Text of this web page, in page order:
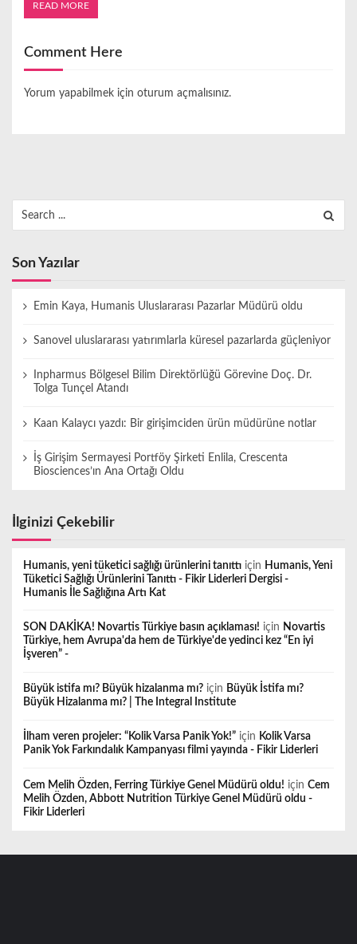
READ MORE
Comment Here
Yorum yapabilmek için oturum açmalısınız.
for:
Son Yazılar
Emin Kaya, Humanis Uluslararası Pazarlar Müdürü oldu
Sanovel uluslararası yatırımlarla küresel pazarlarda güçleniyor
Inpharmus Bölgesel Bilim Direktörlüğü Görevine Doç. Dr.
Tolga Tunçel Atandı
Kaan Kalaycı yazdı: Bir girişimciden ürün müdürüne notlar
İş Girişim Sermayesi Portföy Şirketi Enlila, Crescenta
Biosciences’ın Ana Ortağı Oldu
İlginizi Çekebilir
Humanis, yeni tüketici sağlığı ürünlerini tanıttı için Humanis, Yeni
Tüketici Sağlığı Ürünlerini Tanıttı - Fikir Liderleri Dergisi -
Humanis İle Sağlığına Artı Kat
SON DAKİKA! Novartis Türkiye basın açıklaması! için Novartis
Türkiye, hem Avrupa'da hem de Türkiye'de yedinci kez “En iyi
İşveren” -
Büyük istifa mı? Büyük hizalanma mı? için Büyük İstifa mı?
Büyük Hizalanma mı? | The Integral Institute
İlham veren projeler: “Kolik Varsa Panik Yok!” için Kolik Varsa
Panik Yok Farkındalık Kampanyası filmi yayında - Fikir Liderleri
Cem Melih Özden, Ferring Türkiye Genel Müdürü oldu! için Cem
Melih Özden, Abbott Nutrition Türkiye Genel Müdürü oldu -
Fikir Liderleri